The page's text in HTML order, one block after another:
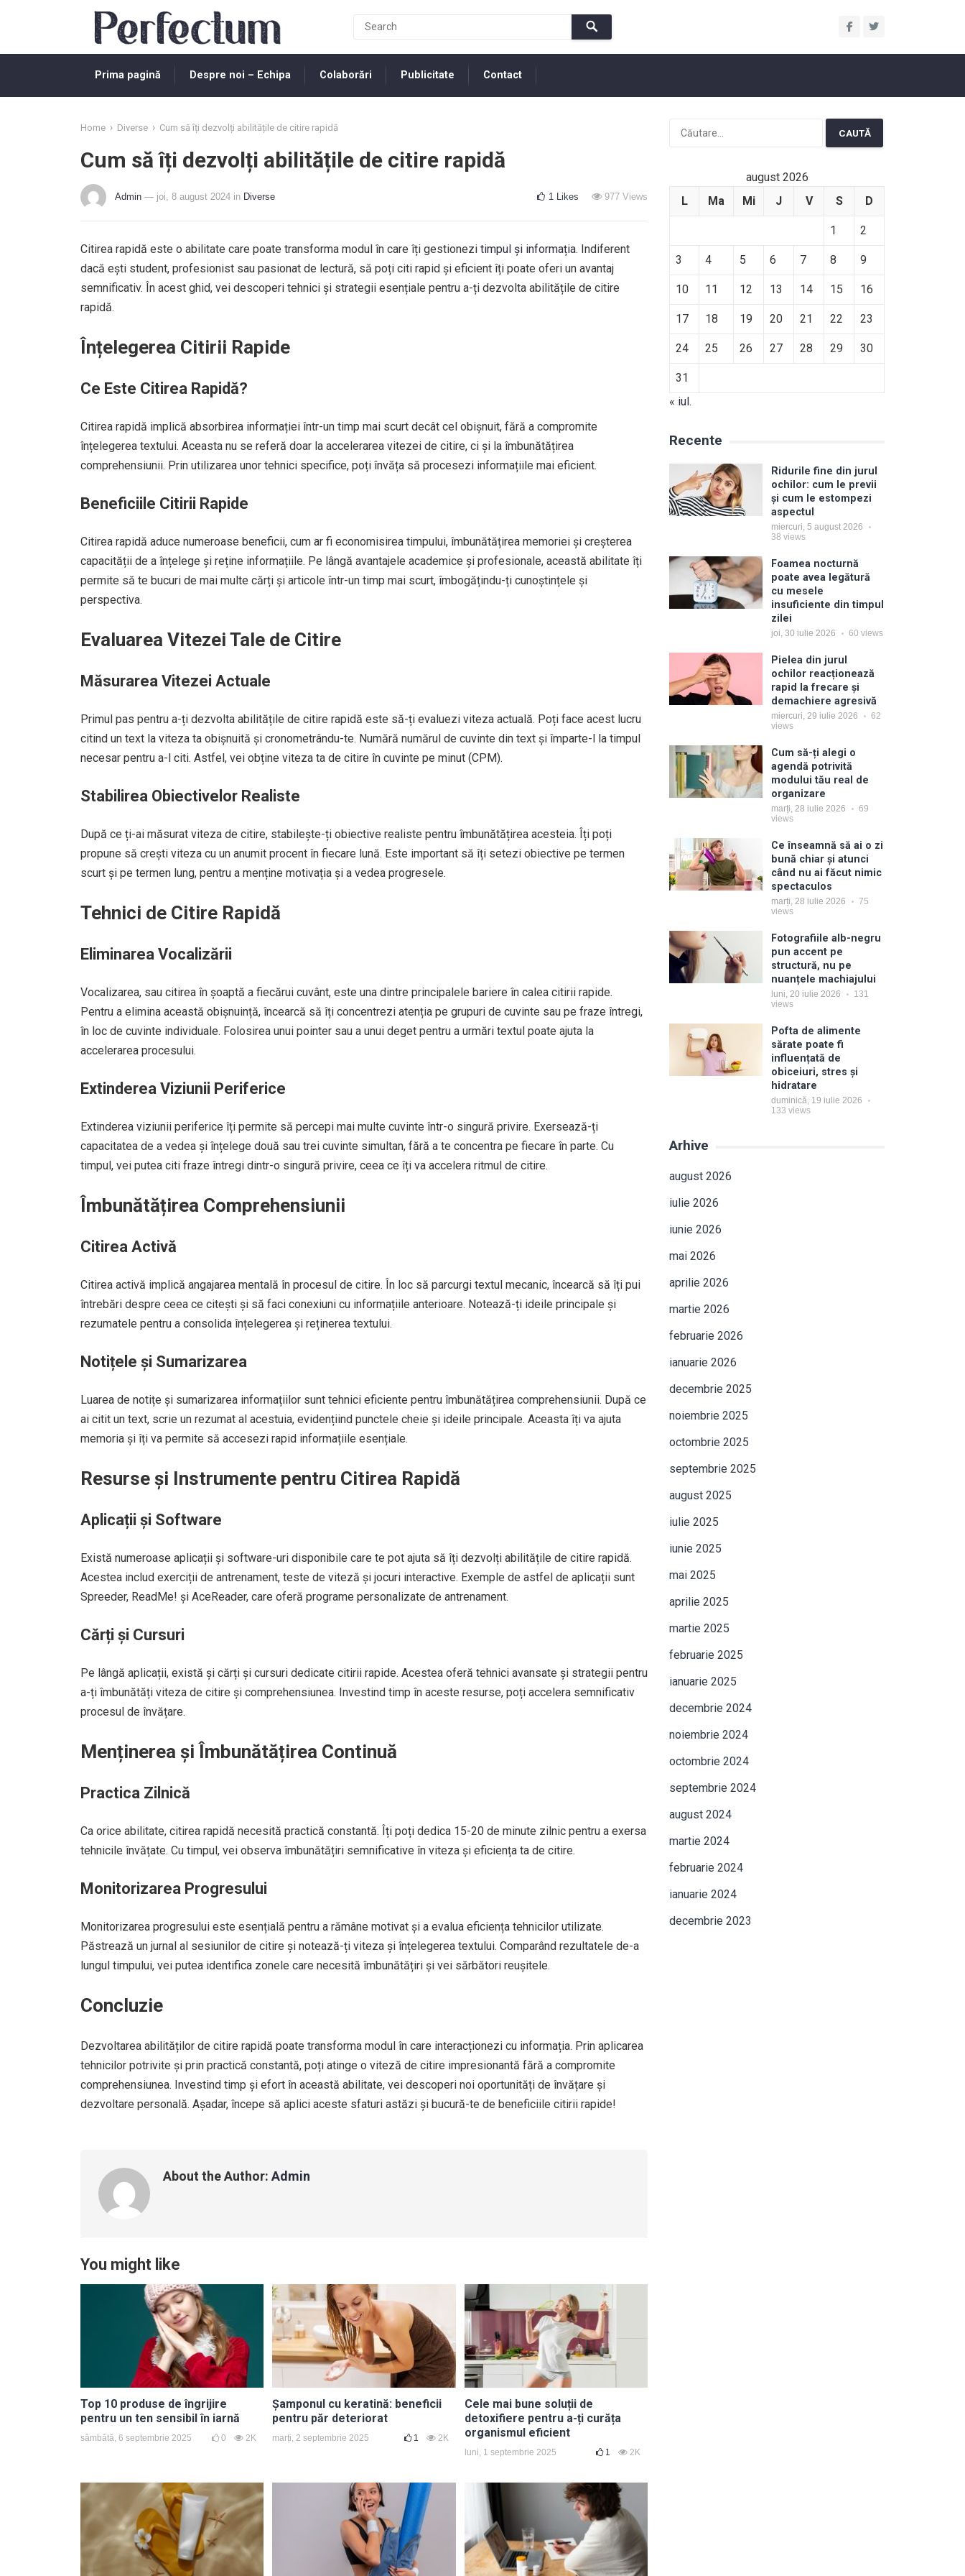
Prima pagină Despre noi – Echipa Colaborări Publicitate Contact
Home › Diverse › Cum să îți dezvolți abilitățile de citire rapidă
Cum să îți dezvolți abilitățile de citire rapidă
Admin — joi, 8 august 2024 in Diverse 1 Likes 977 Views
Citirea rapidă este o abilitate care poate transforma modul în care îți gestionezi timpul și informația. Indiferent
dacă ești student, profesionist sau pasionat de lectură, să poți citi rapid și eficient îți poate oferi un avantaj
semnificativ. În acest ghid, vei descoperi tehnici și strategii esențiale pentru a-ți dezvolta abilitățile de citire
rapidă.
Înțelegerea Citirii Rapide
Ce Este Citirea Rapidă?
Citirea rapidă implică absorbirea informației într-un timp mai scurt decât cel obișnuit, fără a compromite
înțelegerea textului. Aceasta nu se referă doar la accelerarea vitezei de citire, ci și la îmbunătățirea
comprehensiunii. Prin utilizarea unor tehnici specifice, poți învăța să procesezi informațiile mai eficient.
Beneficiile Citirii Rapide
Citirea rapidă aduce numeroase beneficii, cum ar fi economisirea timpului, îmbunătățirea memoriei și creșterea
capacității de a înțelege și reține informațiile. Pe lângă avantajele academice și profesionale, această abilitate îți
permite să te bucuri de mai multe cărți și articole într-un timp mai scurt, îmbogățindu-ți cunoștințele și
perspectiva.
Evaluarea Vitezei Tale de Citire
Măsurarea Vitezei Actuale
Primul pas pentru a-ți dezvolta abilitățile de citire rapidă este să-ți evaluezi viteza actuală. Poți face acest lucru
citind un text la viteza ta obișnuită și cronometrându-te. Numără numărul de cuvinte din text și împarte-l la timpul
necesar pentru a-l citi. Astfel, vei obține viteza ta de citire în cuvinte pe minut (CPM).
Stabilirea Obiectivelor Realiste
După ce ți-ai măsurat viteza de citire, stabilește-ți obiective realiste pentru îmbunătățirea acesteia. Îți poți
propune să crești viteza cu un anumit procent în fiecare lună. Este important să îți setezi obiective pe termen
scurt și pe termen lung, pentru a menține motivația și a vedea progresele.
Tehnici de Citire Rapidă
Eliminarea Vocalizării
Vocalizarea, sau citirea în șoaptă a fiecărui cuvânt, este una dintre principalele bariere în calea citirii rapide.
Pentru a elimina această obișnuință, încearcă să îți concentrezi atenția pe grupuri de cuvinte sau pe fraze întregi,
în loc de cuvinte individuale. Folosirea unui pointer sau a unui deget pentru a urmări textul poate ajuta la
accelerarea procesului.
Extinderea Viziunii Periferice
Extinderea viziunii periferice îți permite să percepi mai multe cuvinte într-o singură privire. Exersează-ți
capacitatea de a vedea și înțelege două sau trei cuvinte simultan, fără a te concentra pe fiecare în parte. Cu
timpul, vei putea citi fraze întregi dintr-o singură privire, ceea ce îți va accelera ritmul de citire.
Îmbunătățirea Comprehensiunii
Citirea Activă
Citirea activă implică angajarea mentală în procesul de citire. În loc să parcurgi textul mecanic, încearcă să îți pui
întrebări despre ceea ce citești și să faci conexiuni cu informațiile anterioare. Notează-ți ideile principale și
rezumatele pentru a consolida înțelegerea și reținerea textului.
Notițele și Sumarizarea
Luarea de notițe și sumarizarea informațiilor sunt tehnici eficiente pentru îmbunătățirea comprehensiunii. După ce
ai citit un text, scrie un rezumat al acestuia, evidențiind punctele cheie și ideile principale. Aceasta îți va ajuta
memoria și îți va permite să accesezi rapid informațiile esențiale.
Resurse și Instrumente pentru Citirea Rapidă
Aplicații și Software
Există numeroase aplicații și software-uri disponibile care te pot ajuta să îți dezvolți abilitățile de citire rapidă.
Acestea includ exerciții de antrenament, teste de viteză și jocuri interactive. Exemple de astfel de aplicații sunt
Spreeder, ReadMe! și AceReader, care oferă programe personalizate de antrenament.
Cărți și Cursuri
Pe lângă aplicații, există și cărți și cursuri dedicate citirii rapide. Acestea oferă tehnici avansate și strategii pentru
a-ți îmbunătăți viteza de citire și comprehensiunea. Investind timp în aceste resurse, poți accelera semnificativ
procesul de învățare.
Menținerea și Îmbunătățirea Continuă
Practica Zilnică
Ca orice abilitate, citirea rapidă necesită practică constantă. Îți poți dedica 15-20 de minute zilnic pentru a exersa
tehnicile învățate. Cu timpul, vei observa îmbunătățiri semnificative în viteza și eficiența ta de citire.
Monitorizarea Progresului
Monitorizarea progresului este esențială pentru a rămâne motivat și a evalua eficiența tehnicilor utilizate.
Păstrează un jurnal al sesiunilor de citire și notează-ți viteza și înțelegerea textului. Comparând rezultatele de-a
lungul timpului, vei putea identifica zonele care necesită îmbunătățiri și vei sărbători reușitele.
Concluzie
Dezvoltarea abilităților de citire rapidă poate transforma modul în care interacționezi cu informația. Prin aplicarea
tehnicilor potrivite și prin practică constantă, poți atinge o viteză de citire impresionantă fără a compromite
comprehensiunea. Investind timp și efort în această abilitate, vei descoperi noi oportunități de învățare și
dezvoltare personală. Așadar, începe să aplici aceste sfaturi astăzi și bucură-te de beneficiile citirii rapide!
About the Author: Admin
You might like
Top 10 produse de îngrijire
pentru un ten sensibil în iarnă
sâmbătă, 6 septembrie 2025 0 2K
Șamponul cu keratină: beneficii
pentru păr deteriorat
marți, 2 septembrie 2025 1 2K
Cele mai bune soluții de
detoxifiere pentru a-ți curăța
organismul eficient
luni, 1 septembrie 2025 1 2K
Caută
august 2026
L
Ma Mi J V S D
1 2
3 4 5 6 7 8 9
10 11 12 13 14 15 16
17 18 19 20 21 22 23
24 25 26 27 28 29 30
31
« iul.
Recente
Ridurile fine din jurul
ochilor: cum le previi
și cum le estompezi
aspectul
miercuri, 5 august 2026
38 views
Foamea nocturnă
poate avea legătură
cu mesele
insuficiente din timpul
zilei
joi, 30 iulie 2026 60 views
Pielea din jurul
ochilor reacționează
rapid la frecare și
demachiere agresivă
miercuri, 29 iulie 2026
62
views
Cum să-ți alegi o
agendă potrivită
modului tău real de
organizare
marți, 28 iulie 2026
69
views
Ce înseamnă să ai o zi
bună chiar și atunci
când nu ai făcut nimic
spectaculos
marți, 28 iulie 2026
75
views
Fotografiile alb-negru
pun accent pe
structură, nu pe
nuanțele machiajului
luni, 20 iulie 2026
131
views
Pofta de alimente
sărate poate fi
influențată de
obiceiuri, stres și
hidratare
duminică, 19 iulie 2026
133 views
Arhive
august 2026
iulie 2026
iunie 2026
mai 2026
aprilie 2026
martie 2026
februarie 2026
ianuarie 2026
decembrie 2025
noiembrie 2025
octombrie 2025
septembrie 2025
august 2025
iulie 2025
iunie 2025
mai 2025
aprilie 2025
martie 2025
februarie 2025
ianuarie 2025
decembrie 2024
noiembrie 2024
octombrie 2024
septembrie 2024
august 2024
martie 2024
februarie 2024
ianuarie 2024
decembrie 2023